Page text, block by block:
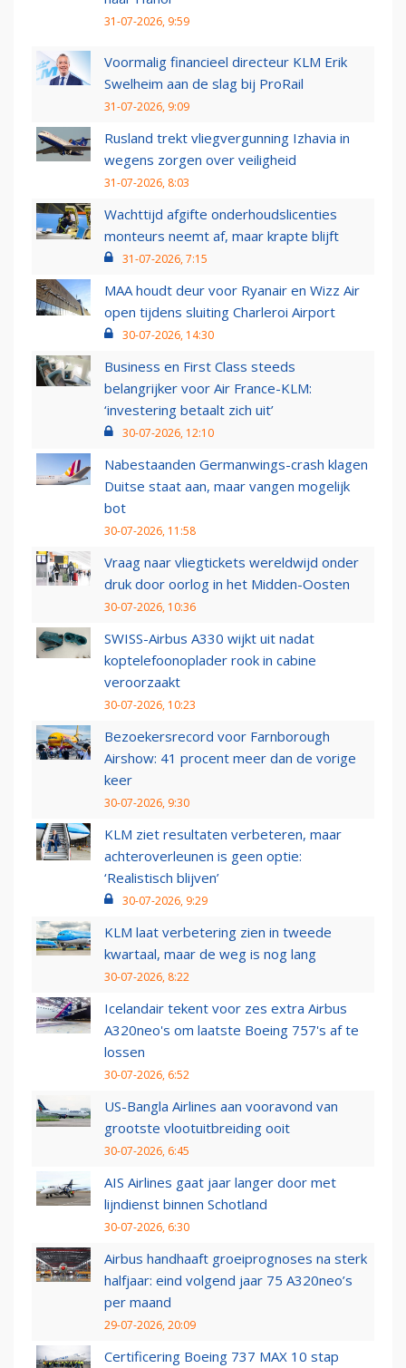
31-07-2026, 9:59
Voormalig financieel directeur KLM Erik
Swelheim aan de slag bij ProRail
31-07-2026, 9:09
Rusland trekt vliegvergunning Izhavia in
wegens zorgen over veiligheid
31-07-2026, 8:03
Wachttijd afgifte onderhoudslicenties
monteurs neemt af, maar krapte blijft
31-07-2026, 7:15
MAA houdt deur voor Ryanair en Wizz Air
open tijdens sluiting Charleroi Airport
30-07-2026, 14:30
Business en First Class steeds
belangrijker voor Air France-KLM:
‘investering betaalt zich uit’
30-07-2026, 12:10
Nabestaanden Germanwings-crash klagen
Duitse staat aan, maar vangen mogelijk
bot
30-07-2026, 11:58
Vraag naar vliegtickets wereldwijd onder
druk door oorlog in het Midden-Oosten
30-07-2026, 10:36
SWISS-Airbus A330 wijkt uit nadat
koptelefoonoplader rook in cabine
veroorzaakt
30-07-2026, 10:23
Bezoekersrecord voor Farnborough
Airshow: 41 procent meer dan de vorige
keer
30-07-2026, 9:30
KLM ziet resultaten verbeteren, maar
achteroverleunen is geen optie:
‘Realistisch blijven’
30-07-2026, 9:29
KLM laat verbetering zien in tweede
kwartaal, maar de weg is nog lang
30-07-2026, 8:22
Icelandair tekent voor zes extra Airbus
A320neo's om laatste Boeing 757's af te
lossen
30-07-2026, 6:52
US-Bangla Airlines aan vooravond van
grootste vlootuitbreiding ooit
30-07-2026, 6:45
AIS Airlines gaat jaar langer door met
lijndienst binnen Schotland
30-07-2026, 6:30
Airbus handhaaft groeiprognoses na sterk
halfjaar: eind volgend jaar 75 A320neo’s
per maand
29-07-2026, 20:09
Certificering Boeing 737 MAX 10 stap